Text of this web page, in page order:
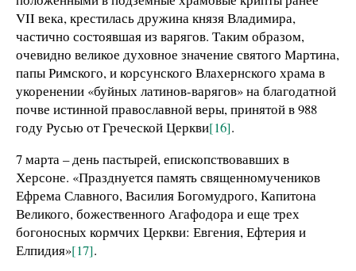
VII века, крестилась дружина князя Владимира,
частично состоявшая из варягов. Таким образом,
очевидно великое духовное значение святого Мартина,
папы Римского, и корсунского Влахернского храма в
укоренении «буйных латинов-варягов» на благодатной
почве истинной православной веры, принятой в 988
году Русью от Греческой Церкви[16].
7 марта – день пастырей, епископствовавших в
Херсоне. «Празднуется память священномучеников
Ефрема Славного, Василия Богомудрого, Капитона
Великого, божественного Агафодора и еще трех
богоносных кормчих Церкви: Евгения, Ефтерия и
Елпидия»[17].